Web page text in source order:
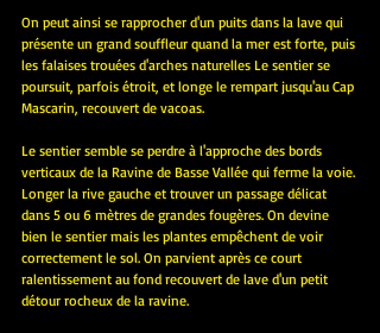
On peut ainsi se rapprocher d'un puits dans la lave qui
présente un grand souffleur quand la mer est forte, puis
les falaises trouées d'arches naturelles Le sentier se
poursuit, parfois étroit, et longe le rempart jusqu'au Cap
Mascarin, recouvert de vacoas.
Le sentier semble se perdre à l'approche des bords
verticaux de la Ravine de Basse Vallée qui ferme la voie.
Longer la rive gauche et trouver un passage délicat
dans 5 ou 6 mètres de grandes fougères. On devine
bien le sentier mais les plantes empêchent de voir
correctement le sol. On parvient après ce court
ralentissement au fond recouvert de lave d'un petit
détour rocheux de la ravine.